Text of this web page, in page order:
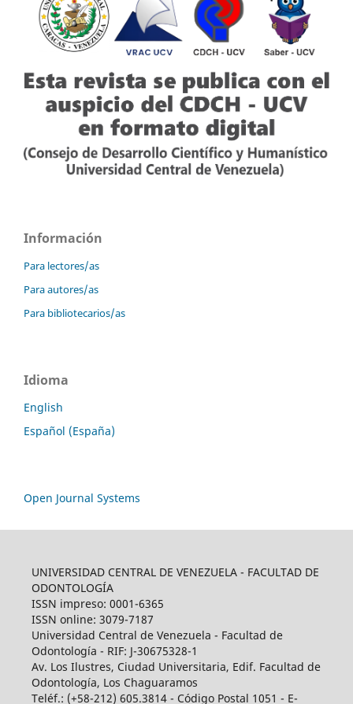
Información
Para lectores/as
Para autores/as
Para bibliotecarios/as
Idioma
English
Español (España)
Open Journal Systems
UNIVERSIDAD CENTRAL DE VENEZUELA - FACULTAD DE
ODONTOLOGÍA
ISSN impreso: 0001-6365
ISSN online: 3079-7187
Universidad Central de Venezuela - Facultad de
Odontología - RIF: J-30675328-1
Av. Los Ilustres, Ciudad Universitaria, Edif. Facultad de
Odontología, Los Chaguaramos
Teléf.: (+58-212) 605.3814 - Código Postal 1051 - E-